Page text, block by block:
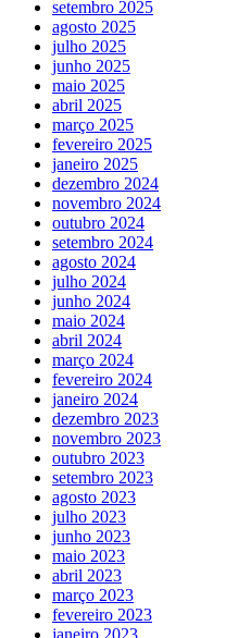
setembro 2025
agosto 2025
julho 2025
junho 2025
maio 2025
abril 2025
março 2025
fevereiro 2025
janeiro 2025
dezembro 2024
novembro 2024
outubro 2024
setembro 2024
agosto 2024
julho 2024
junho 2024
maio 2024
abril 2024
março 2024
fevereiro 2024
janeiro 2024
dezembro 2023
novembro 2023
outubro 2023
setembro 2023
agosto 2023
julho 2023
junho 2023
maio 2023
abril 2023
março 2023
fevereiro 2023
janeiro 2023